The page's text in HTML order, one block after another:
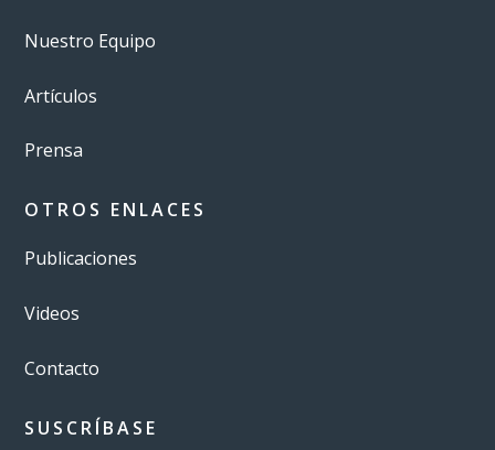
Nuestro Equipo
Artículos
Prensa
OTROS ENLACES
Publicaciones
Videos
Contacto
SUSCRÍBASE